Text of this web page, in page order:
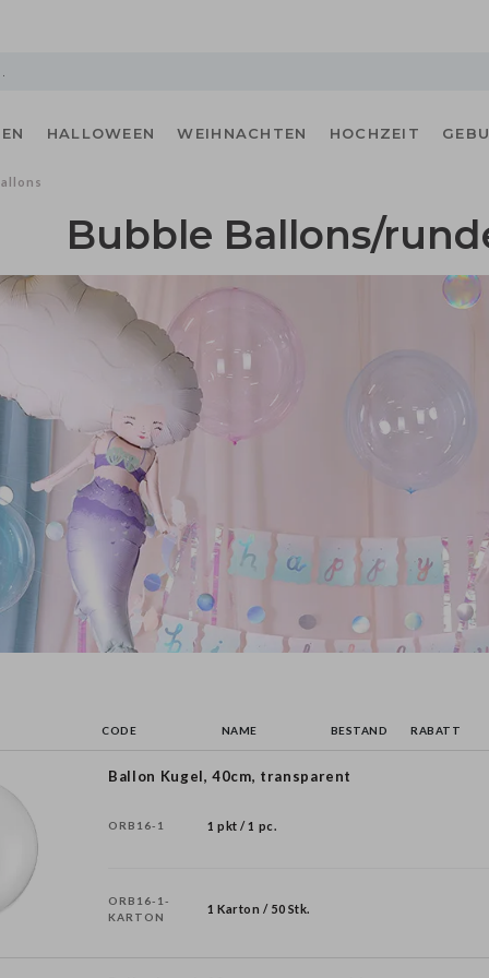
HALLOWEEN WEIHNACHTEN HOCHZEIT
Bubble Ballons/
CODE NAME BESTAND RABATT
Ballon Kugel, 40cm, transparent
ORB16-1 1 pkt / 1 pc.
ORB16-1-
KARTON
1 Karton / 50 Stk.